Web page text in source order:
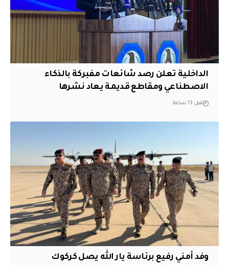
الداخلية تعلن رصد شائعات مفبركة بالذكاء
الاصطناعي ومقاطع قديمة يعاد نشرها
قبل 13 ساعة
وفد أمني رفيع برئاسة يار الله يصل كركوك